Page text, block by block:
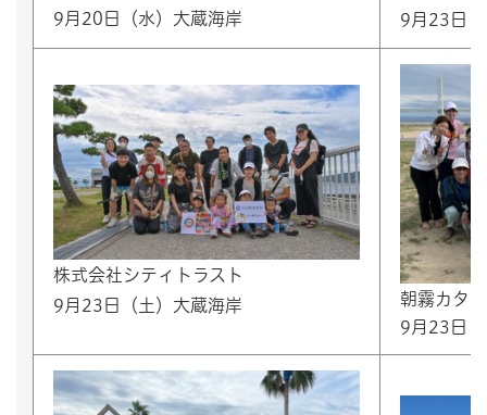
9月20日（水）大蔵海岸
9月23日
株式会社シティトラスト
9月23日（土）大蔵海岸
朝霧カタ
9月23日